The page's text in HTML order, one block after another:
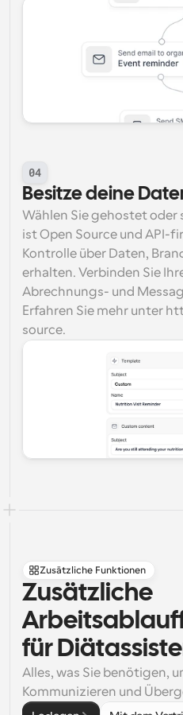
04
Besitze deine
Wählen Sie gehostet
ist Open Source und API-
Kontrolle über Daten,
erhalten. Verbinden Sie
Abrechnungs- und
Erfahren Sie mehr unter
source.
Zusätzliche Funktionen
Zusätzliche
für
Alles, was Sie benötigen,
Kommunizieren und